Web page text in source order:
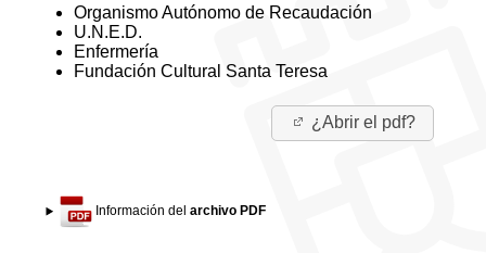
Organismo Autónomo de Recaudación
U.N.E.D.
Enfermería
Fundación Cultural Santa Teresa
¿Abrir el pdf?
Información delarchivo PDF